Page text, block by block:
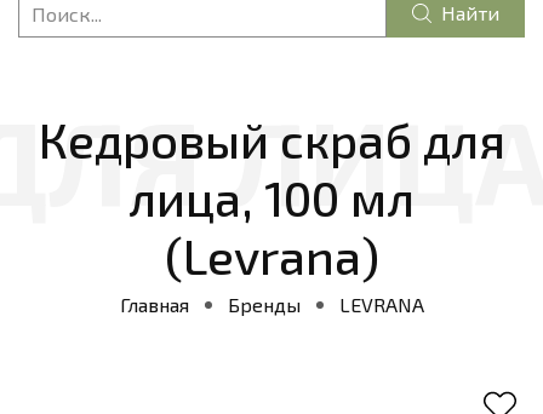
Найти
Кедровый скраб для
лица, 100 мл
(Levrana)
Главная Бренды LEVRANA